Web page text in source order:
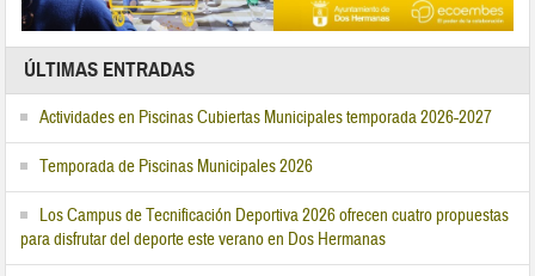
ÚLTIMAS ENTRADAS
Actividades en Piscinas Cubiertas Municipales temporada 2026-2027
Temporada de Piscinas Municipales 2026
Los Campus de Tecnificación Deportiva 2026 ofrecen cuatro propuestas
para disfrutar del deporte este verano en Dos Hermanas